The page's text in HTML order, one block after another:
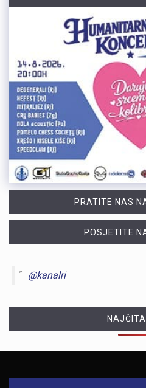
PRATITE NAS
POSJETITE
@kanalri